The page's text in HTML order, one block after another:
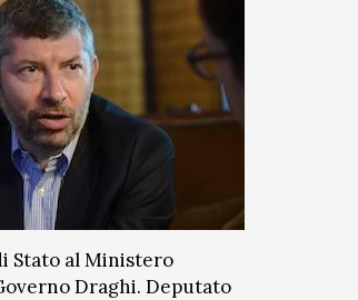
Stato al Ministero
Draghi. Deputato